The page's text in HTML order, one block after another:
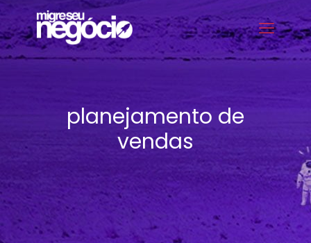
planejamento de
vendas